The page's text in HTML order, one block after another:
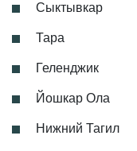
Сыктывкар
Тара
Геленджик
Йошкар Ола
Нижний Тагил